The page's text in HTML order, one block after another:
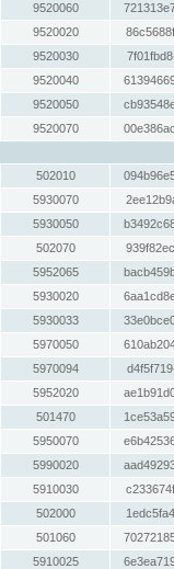
9520060
9520020
9520030
9520040
9520050
9520070
502010
5930070
5930050
502070
5952065
5930020
5930033
5970050
5970094
5952020
501470
5950070
5990020
5910030
502000
501060
5910025